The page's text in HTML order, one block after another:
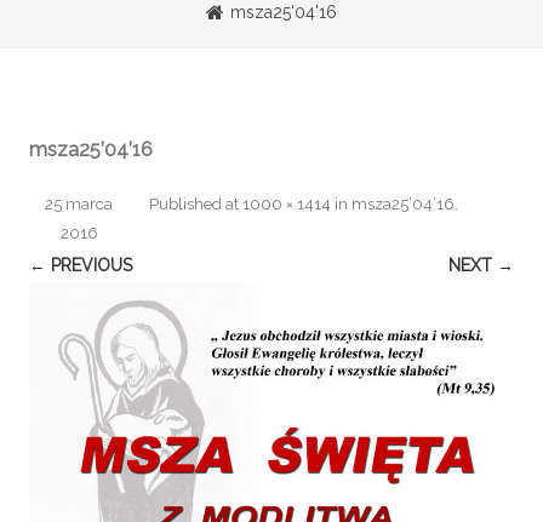
msza25'04'16
msza25’04’16
Published
25 marca
2016
at 1000 × 1414 in msza25’04’16
← PREVIOUS NEXT →